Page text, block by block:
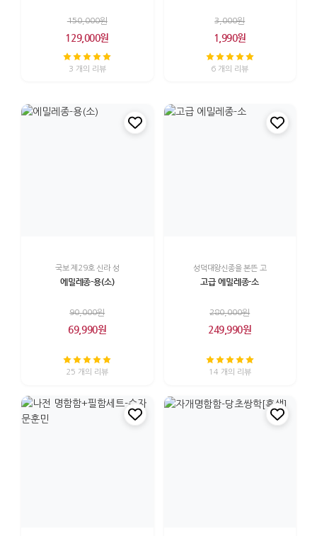
150,000원
129,000원
3 개의 리뷰
3,000원
1,990원
6 개의 리뷰
국보 제29호 신라 성
에밀레종-용(소)
90,000원
69,990원
25 개의 리뷰
성덕대왕신종을 본뜬 고
고급 에밀레종-소
280,000원
249,990원
14 개의 리뷰